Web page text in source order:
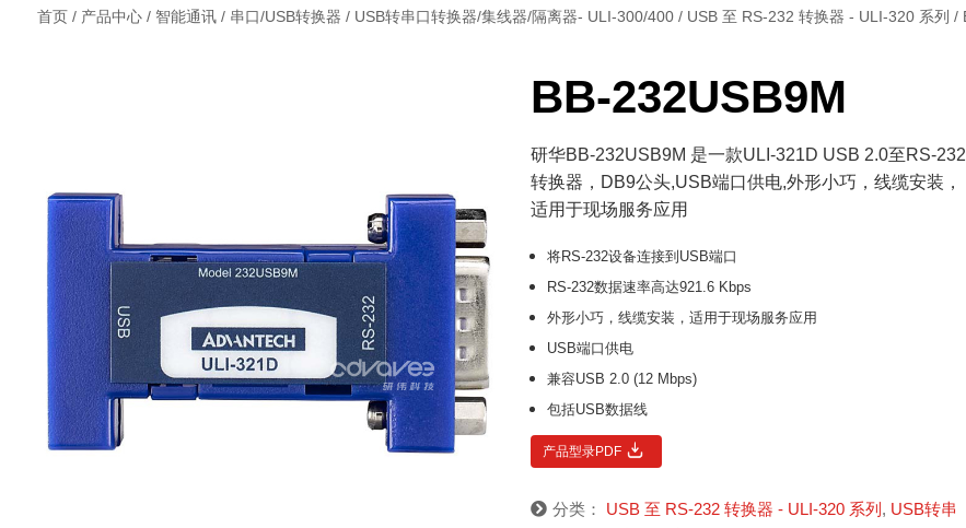
首页/ 产品中心/ 智能通讯/ 串口/USB转换器 / USB转串口转换器/集线器/隔离器- ULI-300/400/ USB 至 RS-232 转换器 - ULI-320 系列 /
BB-232USB9M
研华BB-232USB9M 是一款ULI-321D USB 2.0至RS-232
转换器，DB9公头,USB端口供电,外形小巧，线缆安装，
适用于现场服务应用
将RS-232设备连接到USB端口
RS-232数据速率高达921.6 Kbps
外形小巧，线缆安装，适用于现场服务应用
USB端口供电
兼容USB 2.0 (12 Mbps)
包括USB数据线
产品型录PDF
分类： USB 至 RS-232 转换器 - ULI-320 系列 , USB转串